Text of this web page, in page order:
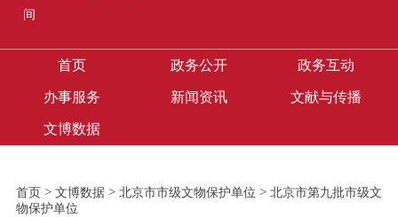
间
首页 政务公开 政务互动
办事服务 新闻资讯 文献与传播
文博数据
首页> 文博数据> 北京市市级文物保护单位 > 北京市第九批市级文
物保护单位